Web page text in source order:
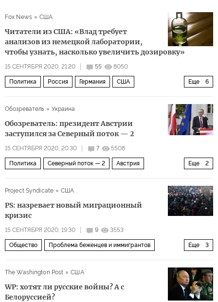
Fox News США
Читатели из США: «Влад требует
анализов из немецкой лаборатории,
чтобы узнать, насколько увеличить дозировку»
15 СЕНТЯБРЯ 2020, 21:20 55 8050
Еще 6
Политика Россия Германия США
Обозреватель Украина
Обозреватель: президент Австрии
заступился за Северный поток — 2
15 СЕНТЯБРЯ 2020, 20:30 7 5508
Еще 2
Политика Северный поток — 2 Австрия
Project Syndicate
США
PS: назревает новый миграционный
кризис
15 СЕНТЯБРЯ 2020, 19:30 9 3553
Еще 3
Общество Проблема беженцев и иммигрантов
The Washington Post
США
WP: хотят ли русские войны? А с
Белоруссией?